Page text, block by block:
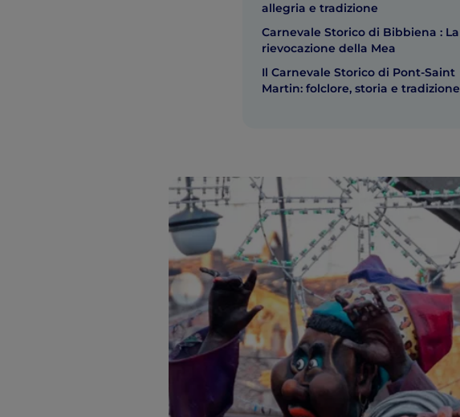
allegria e tradizione
Carnevale Storico di Bibbiena : La
rievocazione della Mea
Il Carnevale Storico di Pont-Saint
Martin: folclore, storia e tradizione